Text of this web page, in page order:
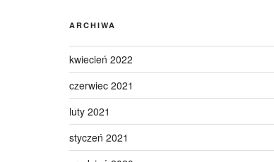
ARCHIWA
kwiecień 2022
czerwiec 2021
luty 2021
styczeń 2021